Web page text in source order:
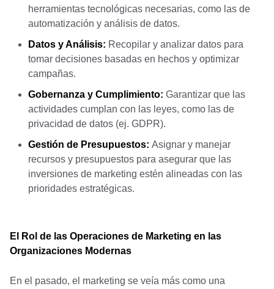
herramientas tecnológicas necesarias, como las de
automatización y análisis de datos.
Datos y Análisis: Recopilar y analizar datos para
tomar decisiones basadas en hechos y optimizar
campañas.
Gobernanza y Cumplimiento: Garantizar que las
actividades cumplan con las leyes, como las de
privacidad de datos (ej. GDPR).
Gestión de Presupuestos: Asignar y manejar
recursos y presupuestos para asegurar que las
inversiones de marketing estén alineadas con las
prioridades estratégicas.
El Rol de las Operaciones de Marketing en las
Organizaciones Modernas
En el pasado, el marketing se veía más como una